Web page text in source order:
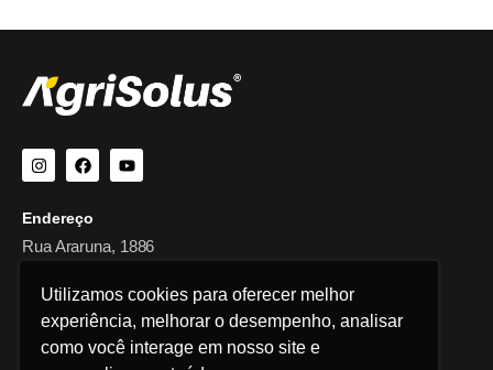
Utilizamos cookies para oferecer melhor
experiência, melhorar o desempenho, analisar
como você interage em nosso site e
Endereço
Rua Araruna, 1886
Fale Conosco
Telefone/WhatsApp